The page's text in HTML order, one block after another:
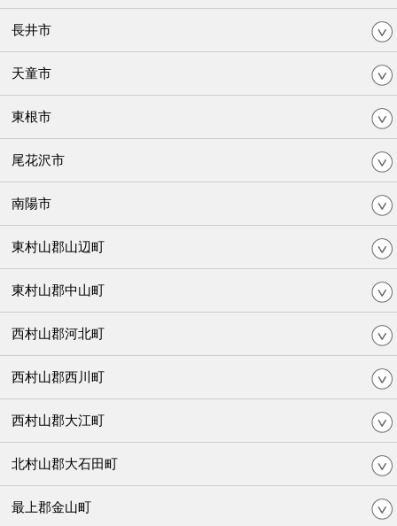
長井市
天童市
東根市
尾花沢市
南陽市
東村山郡山辺町
東村山郡中山町
西村山郡河北町
西村山郡西川町
西村山郡大江町
北村山郡大石田町
最上郡金山町